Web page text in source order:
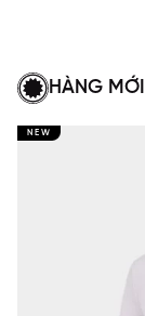
HÀNG MỚI
NEW